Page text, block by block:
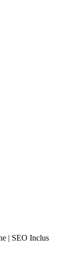
| SEO Inclus